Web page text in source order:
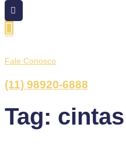
Fale Conosco
(11) 98920-6888
Tag: